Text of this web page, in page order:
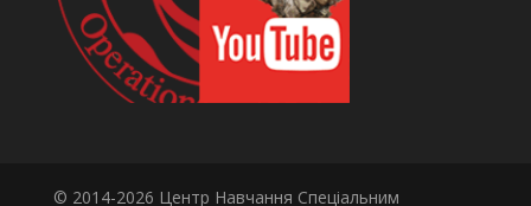
© 2014-2026 Центр Навчання Спеціальним